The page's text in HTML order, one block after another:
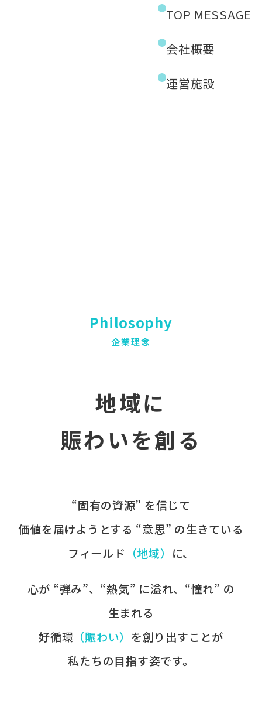
TOP MESSAGE
会社概要
運営施設
Philosophy
企業理念
地域に
賑わいを創る
“固有の​資源” を​信じて
価値を​届けようとする​ “意思” の​生きている
フィールド ​（地域） に、​
心が​ “弾み”、​“熱気” に​溢れ、​“憧れ” の​
生まれる
好循環 ​（賑わい） を​創り出すことが
​私たちの​目指す姿です。​